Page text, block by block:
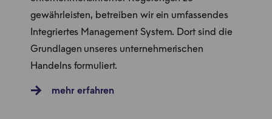
gewährleisten, betreiben wir ein umfassendes
Integriertes Management System. Dort sind die
Grundlagen unseres unternehmerischen
Handelns formuliert.
mehr erfahren